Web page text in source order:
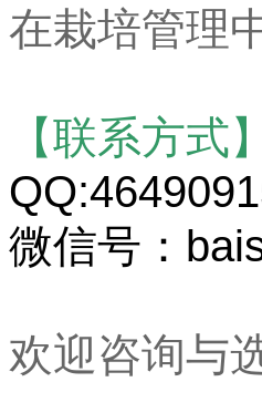
在栽培管理
【联系方式】
微信号：
欢迎咨询与